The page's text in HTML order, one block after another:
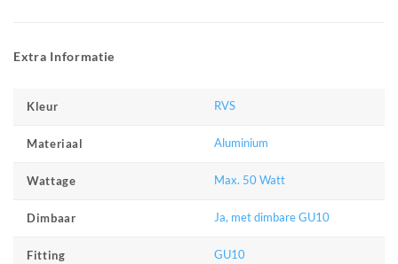
Extra Informatie
Kleur RVS
Materiaal Aluminium
Wattage Max. 50 Watt
Dimbaar Ja, met dimbare GU10
Fitting GU10